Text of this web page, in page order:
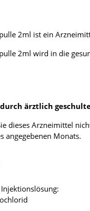
2ml ist ein
2ml wird in die
ärztlich
dieses Arzneimittel
angegebenen Monats.